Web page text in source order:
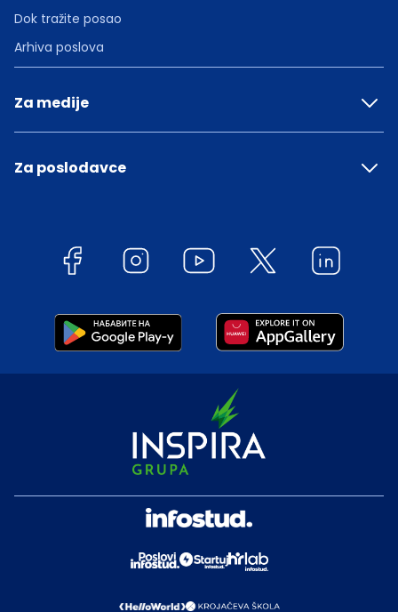
Dok tražite posao
Arhiva poslova
Za medije
Za poslodavce